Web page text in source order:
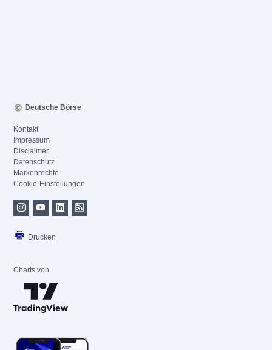
Deutsche Börse
Kontakt
Impressum
Disclaimer
Datenschutz
Markenrechte
Cookie-Einstellungen
Drucken
Charts von